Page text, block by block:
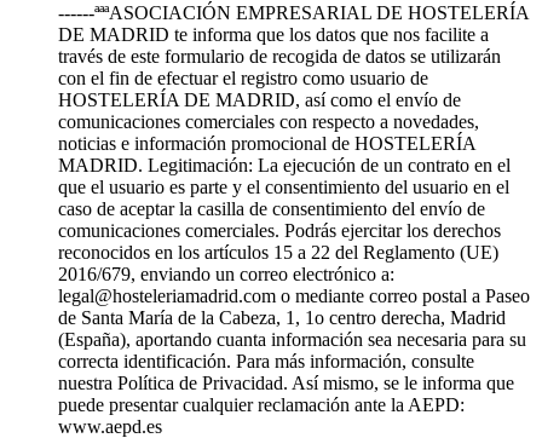
------ªªªASOCIACIÓN EMPRESARIAL DE HOSTELERÍA
DE MADRID te informa que los datos que nos facilite a
través de este formulario de recogida de datos se utilizarán
con el fin de efectuar el registro como usuario de
HOSTELERÍA DE MADRID, así como el envío de
comunicaciones comerciales con respecto a novedades,
noticias e información promocional de HOSTELERÍA
MADRID. Legitimación: La ejecución de un contrato en el
que el usuario es parte y el consentimiento del usuario en el
caso de aceptar la casilla de consentimiento del envío de
comunicaciones comerciales. Podrás ejercitar los derechos
reconocidos en los artículos 15 a 22 del Reglamento (UE)
2016/679, enviando un correo electrónico a:
legal@hosteleriamadrid.com o mediante correo postal a Paseo
de Santa María de la Cabeza, 1, 1o centro derecha, Madrid
(España), aportando cuanta información sea necesaria para su
correcta identificación. Para más información, consulte
nuestra Política de Privacidad. Así mismo, se le informa que
puede presentar cualquier reclamación ante la AEPD:
www.aepd.es